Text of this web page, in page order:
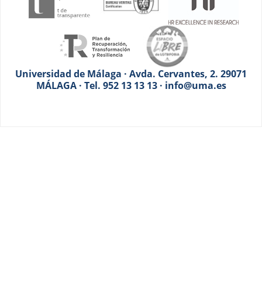
Universidad de Málaga · Avda. Cervantes, 2. 29071
MÁLAGA · Tel. 952 13 13 13 · info@uma.es